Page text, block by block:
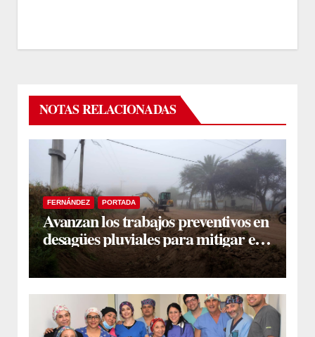
NOTAS RELACIONADAS
FERNÁNDEZ PORTADA
Avanzan los trabajos preventivos en
desagües pluviales para mitigar el
impacto de la temporada de lluvias